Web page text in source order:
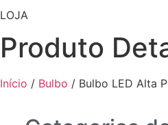
LOJA
Produto
Início / Bulbo / Bulbo LED Alta